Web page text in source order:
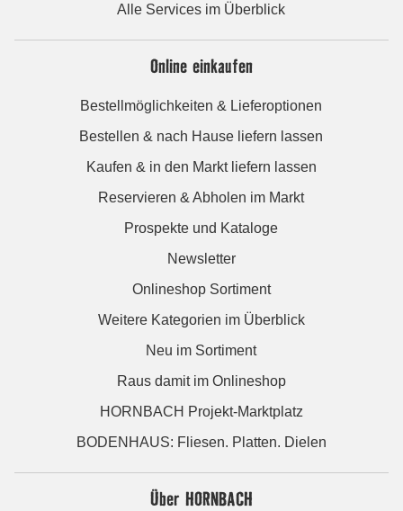
Alle Services im Überblick
Online einkaufen
Bestellmöglichkeiten & Lieferoptionen
Bestellen & nach Hause liefern lassen
Kaufen & in den Markt liefern lassen
Reservieren & Abholen im Markt
Prospekte und Kataloge
Newsletter
Onlineshop Sortiment
Weitere Kategorien im Überblick
Neu im Sortiment
Raus damit im Onlineshop
HORNBACH Projekt-Marktplatz
BODENHAUS: Fliesen. Platten. Dielen
Über HORNBACH